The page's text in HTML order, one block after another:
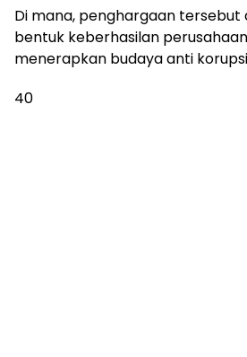
Di mana, penghargaan tersebut
bentuk keberhasilan
menerapkan budaya anti
40